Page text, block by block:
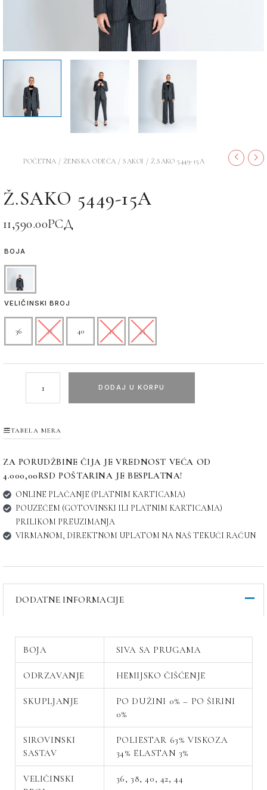
POČETNA / ŽENSKA ODEĆA /SAKOI / Ž.SAKO 5449-15A
Ž.SAKO 5449-15A
11,590.00РСД
BOJA
VELIČINSKI BROJ
36 38 40 42 44
DODAJ U KORPU
TABELA MERA
ZA PORUDŽBINE ČIJA JE VREDNOST VEĆA OD
4.000,00RSD POŠTARINA JE BESPLATNA!
ONLINE PLAĆANJE (PLATNIM KARTICAMA)
POUZEĆEM (GOTOVINSKI ILI PLATNIM KARTICAMA)
PRILIKOM PREUZIMANJA
VIRMANOM, DIREKTNOM UPLATOM NA NAŠ TEKUĆI RAČUN
DODATNE INFORMACIJE
BOJA SIVA SA PRUGAMA
ODRZAVANJE HEMIJSKO ČIŠĆENJE
SKUPLJANJE
PO DUŽINI 0% – PO ŠIRINI
0%
SIROVINSKI
SASTAV
POLIESTAR 63% VISKOZA
34% ELASTAN 3%
VELIČINSKI
36, 38, 40, 42, 44